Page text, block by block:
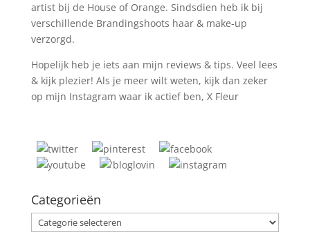
artist bij de House of Orange. Sindsdien heb ik bij
verschillende Brandingshoots haar & make-up
verzorgd.
Hopelijk heb je iets aan mijn reviews & tips. Veel lees
& kijk plezier! Als je meer wilt weten, kijk dan zeker
op mijn Instagram waar ik actief ben, X Fleur
Categorieën
Categorieën